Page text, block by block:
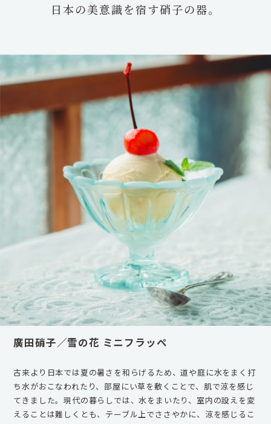
日本の美意識を宿す硝子の器。
廣田硝子／雪の花 ミニフラッペ
古来より日本では夏の暑さを和らげるため、道や庭に水をまく打
ち水がおこなわれたり、部屋にい草を敷くことで、肌で涼を感じ
てきました。現代の暮らしでは、水をまいたり、室内の設えを変
えることは難しくとも、テーブル上でささやかに、涼を感じるこ